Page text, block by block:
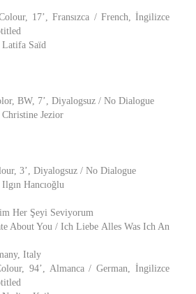
17’, Fransızca / French, İngilizce
Latifa Saïd
BW, 7’, Diyalogsuz / No Dialogue
Jezior
3’, Diyalogsuz / No Dialogue
Hancıoğlu
Her Şeyi Seviyorum
About You / Ich Liebe Alles Was Ich An
Italy
94’, Almanca / German, İngilizce